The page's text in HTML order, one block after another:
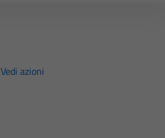
Vedi azioni